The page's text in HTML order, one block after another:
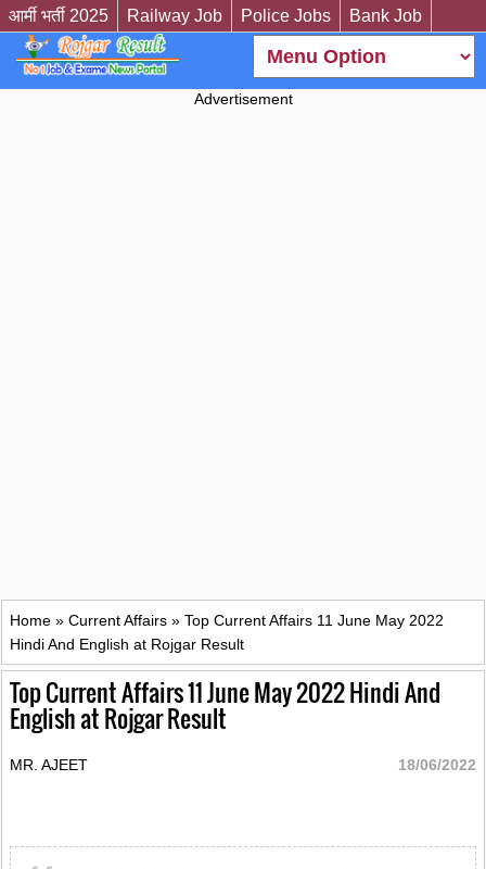
आर्मी भर्ती 2025 Railway Job Police Jobs Bank Job
Advertisement
Home » Current Affairs » Top Current Affairs 11 June May 2022
Hindi And English at Rojgar Result
Top Current Affairs 11 June May 2022 Hindi And
English at Rojgar Result
MR. AJEET 18/06/2022